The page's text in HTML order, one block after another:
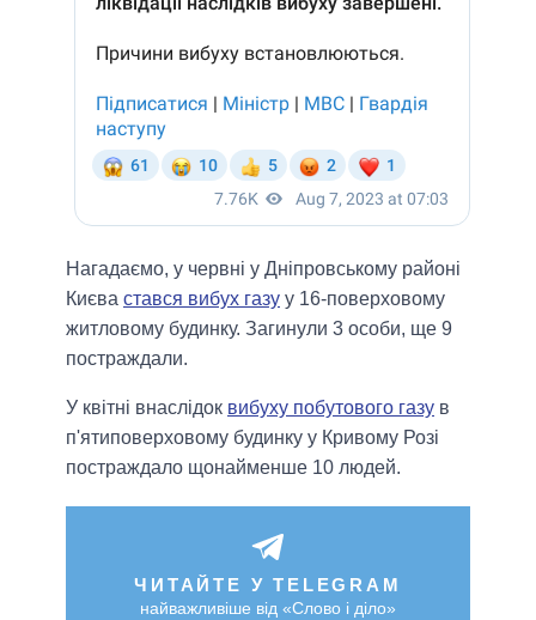
Нагадаємо, у червні у Дніпровському районі
Києва стався вибух газу у 16-поверховому
житловому будинку. Загинули 3 особи, ще 9
постраждали.
У квітні внаслідок вибуху побутового газу в
п'ятиповерховому будинку у Кривому Розі
постраждало щонайменше 10 людей.
ЧИТАЙТЕ У TELEGRAM
найважливіше від «Слово і діло»